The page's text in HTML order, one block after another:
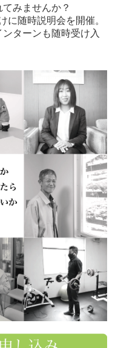
みませんか？
に随時説明会を開催。
ターンも随時受け入